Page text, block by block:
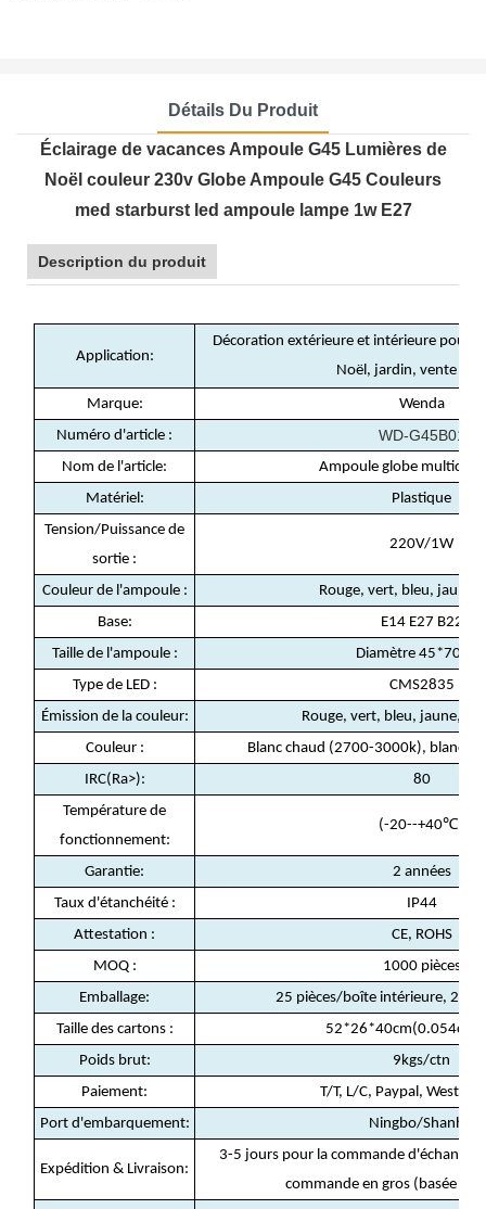
Détails Du Produit
Éclairage de vacances Ampoule G45 Lumières de
Noël couleur 230v Globe Ampoule G45 Couleurs
med starburst led ampoule lampe 1w E27
Description du produit
Application:
Décoration extérieure et intérieure pour
Noël, jardin, vente en
Marque:
Wenda
Numéro d'article :
WD-G45B01
Nom de l'article:
Ampoule globe
Matériel:
Plastique
Tension/Puissance de
sortie :
220V/1W
Couleur de l'ampoule :
Rouge, vert, bleu, jaune,
Base:
E14 E27 B22
Taille de l'ampoule :
Diamètre
Type de LED :
CMS2835
Émission de la couleur:
Rouge, vert, bleu, jaune,
Couleur :
Blanc chaud (2700-3000k), blanc
IRC(Ra>):
80
Température de
fonctionnement:
(-20--+40℃)
Garantie:
2 années
Taux d'étanchéité :
IP44
Attestation :
CE, ROHS
MOQ :
1000 pièces
Emballage:
25 pièces/boîte intérieure, 250
Taille des cartons :
Poids brut:
9kgs/ctn
Paiement:
T/T, L/C, Paypal, Western
Port d'embarquement:
Ningbo/Shanhaï
Expédition & Livraison:
3-5 jours pour la commande
commande en gros (basée